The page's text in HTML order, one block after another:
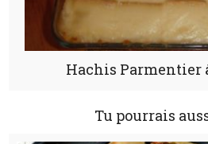
Hachis Parmentier
Tu pourrais